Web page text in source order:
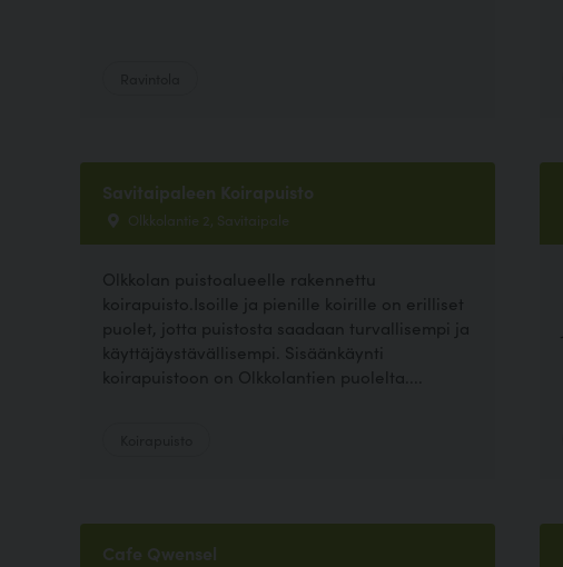
Savitaipaleen Koirapuisto
Olkkolantie 2, Savitaipale
Olkkolan puistoalueelle rakennettu
koirapuisto.Isoille ja pienille koirille on erilliset
puolet, jotta puistosta saadaan turvallisempi ja
käyttäjäystävällisempi. Sisäänkäynti
koirapuistoon on Olkkolantien puolelta....
Cafe Qwensel